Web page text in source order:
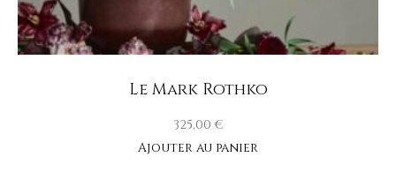
Le Mark Rothko
325,00€
Ajouter au panier